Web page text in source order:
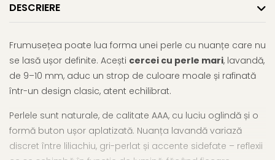
DESCRIERE
Frumusețea poate lua forma unei perle cu nuanțe care nu
se lasă ușor definite. Acești cercei cu perle mari, lavandă,
de 9–10 mm, aduc un strop de culoare moale și rafinată
într-un design clasic, atent echilibrat.
Perlele sunt naturale, de calitate AAA, cu luciu oglindă și o
formă buton ușor aplatizată. Nuanța lavandă variază
discret între liliachiu, gri-perlat și accente sidefate – reflexii